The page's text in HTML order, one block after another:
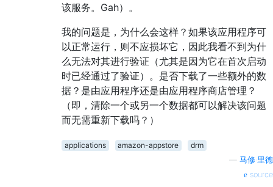
该服务。Gah）。
我的问题是，为什么会这样？如果该应用程序可
以正常运行，则不应损坏它，因此我看不到为什
么无法对其进行验证（尤其是因为它在首次启动
时已经通过了验证）。是否下载了一些额外的数
据？是由应用程序还是由应用程序商店管理？
（即，清除一个或另一个数据都可以解决该问题
而无需重新下载吗？）
applications amazon-appstore
drm
马修·里德
source